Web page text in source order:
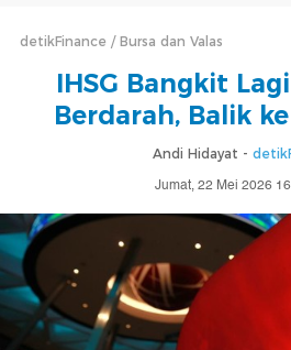
detikFinance Bursa dan Valas
IHSG Bangkit
Berdarah, Balik
Andi Hidayat -
Jumat, 22 Mei 2026